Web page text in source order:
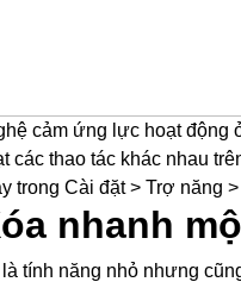
cảm ứng lực hoạt động
các thao tác khác nhau
trong Cài đặt > Trợ năng
nhanh
tính năng nhỏ nhưng